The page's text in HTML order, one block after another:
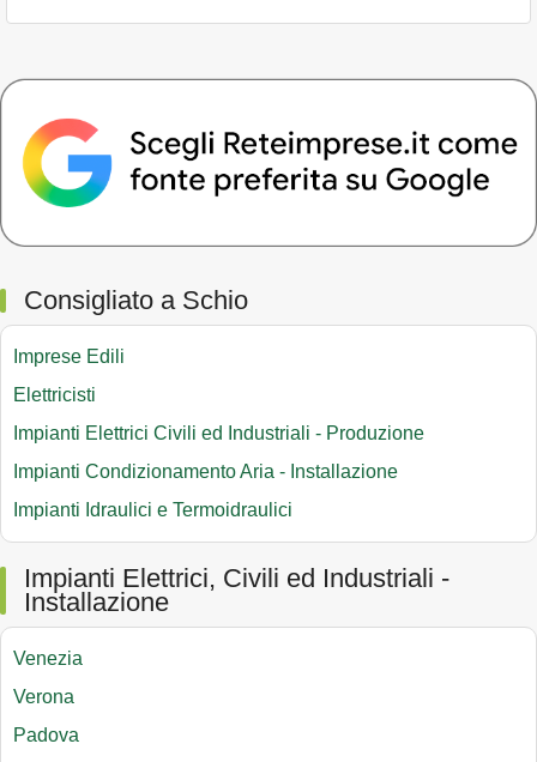
Consigliato a Schio
Imprese Edili
Elettricisti
Impianti Elettrici Civili ed Industriali - Produzione
Impianti Condizionamento Aria - Installazione
Impianti Idraulici e Termoidraulici
Impianti Elettrici, Civili ed Industriali -
Installazione
Venezia
Verona
Padova